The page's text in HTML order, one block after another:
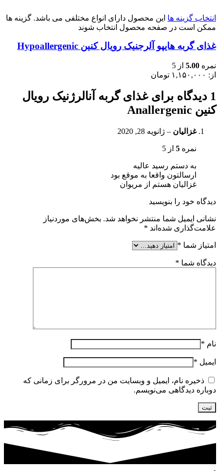
انتخاب گزینه ها این محصول دارای انواع مختلفی می باشد. گزینه ها
ممکن است در صفحه محصول انتخاب شوند
غذای گربه هایپو آلرجنیک رویال کنین Hypoallergenic
نمره 5.00 از 5
از: ۱,۱۵۰,۰۰۰ تومان
1 دیدگاه برای
غذای گربه آنالرژنیک رویال
کنین Anallergenic
غزالیان – ژانویه 28, 2020
نمره 5 از 5
به دستم رسید عالیه
ارسالتون واقعا به موقع بود
غزالیان هستم از مریوان
دیدگاه خود را بنویسید
نشانی ایمیل شما منتشر نخواهد شد. بخش‌های موردنیاز
علامت‌گذاری شده‌اند *
امتیاز شما *
دیدگاه شما *
نام *
ایمیل *
ذخیره نام، ایمیل و وبسایت من در مرورگر برای زمانی که
دوباره دیدگاهی می‌نویسم.